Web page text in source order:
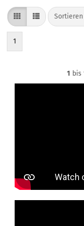
1
1 bis